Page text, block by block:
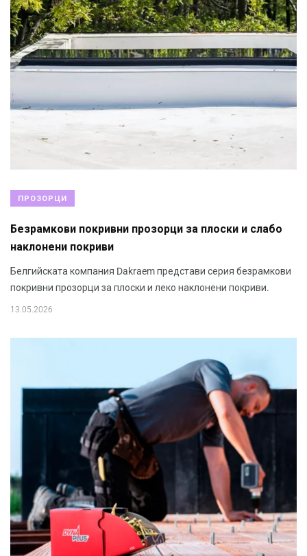
ПРОЗОРЦИ
Безрамкови покривни прозорци за плоски и слабо
наклонени покриви
Белгийската компания Dakraem представи серия безрамкови
покривни прозорци за плоски и леко наклонени покриви.
13.05.2026